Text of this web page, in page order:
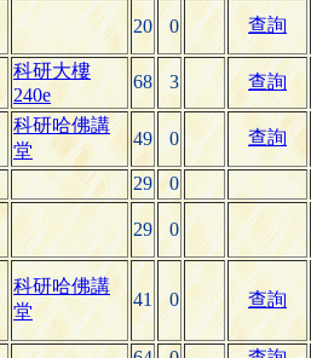
20 0 查詢
科研大樓
240e
68 3 查詢
科研哈佛講
堂
49 0 查詢
29 0
29 0
科研哈佛講
堂
41 0 查詢